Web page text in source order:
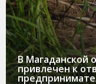
В Магаданской
привлечен к